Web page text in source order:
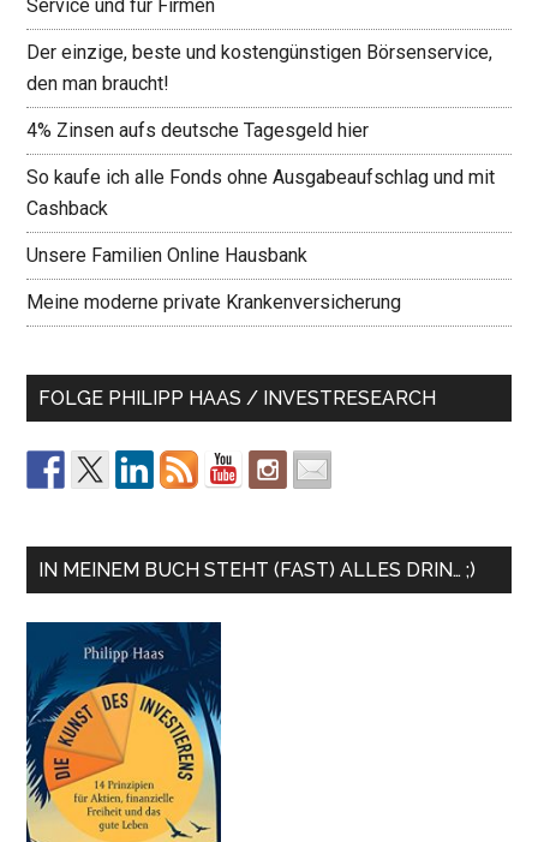
Service und für Firmen
Der einzige, beste und kostengünstigen Börsenservice,
den man braucht!
4% Zinsen aufs deutsche Tagesgeld hier
So kaufe ich alle Fonds ohne Ausgabeaufschlag und mit
Cashback
Unsere Familien Online Hausbank
Meine moderne private Krankenversicherung
FOLGE PHILIPP HAAS / INVESTRESEARCH
IN MEINEM BUCH STEHT (FAST) ALLES DRIN… ;)